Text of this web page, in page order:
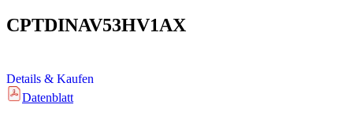
CPTDINAV53HV1AX
Details & Kaufen
Datenblatt